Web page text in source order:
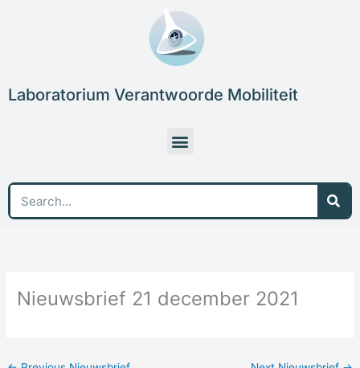
Laboratorium Verantwoorde Mobiliteit
Menu
Nieuwsbrief 21 december 2021